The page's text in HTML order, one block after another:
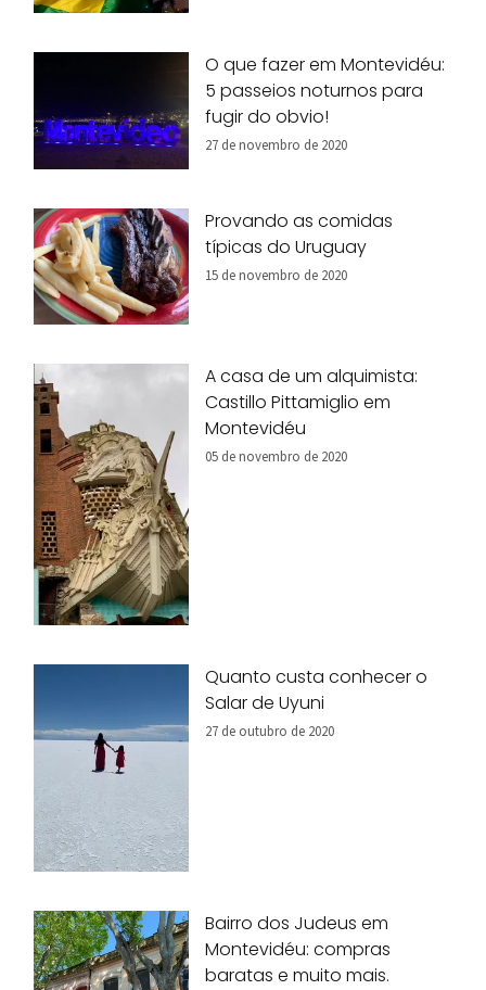
O que fazer em Montevidéu:
5 passeios noturnos para
fugir do obvio!
27 de novembro de 2020
Provando as comidas
típicas do Uruguay
15 de novembro de 2020
A casa de um alquimista:
Castillo Pittamiglio em
Montevidéu
05 de novembro de 2020
Quanto custa conhecer o
Salar de Uyuni
27 de outubro de 2020
Bairro dos Judeus em
Montevidéu: compras
baratas e muito mais.